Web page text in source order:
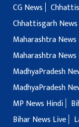
CG News
Chhattisgarh
Maharashtra
Maharashtra News
MadhyaPradesh
MadhyaPradesh
MP News Hindi
Bihar News Live